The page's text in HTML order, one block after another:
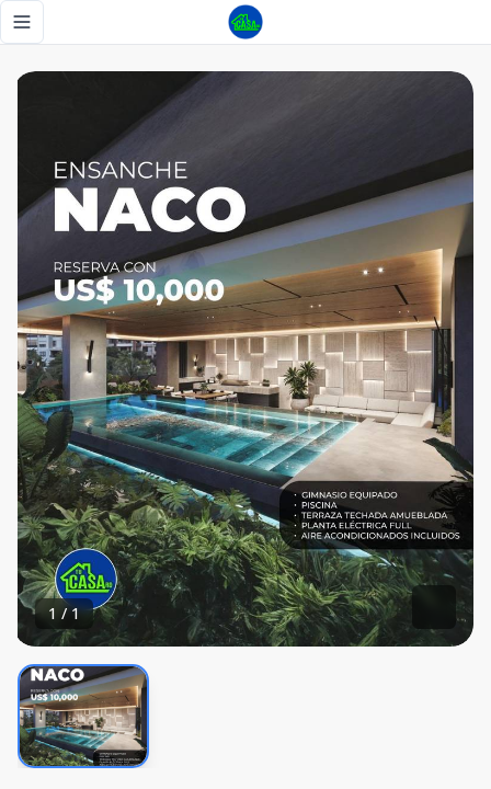
Toggle navigation menu
1 /1
Apartamento en Naco, 4 o 3 habitaciones, Estudio, Family